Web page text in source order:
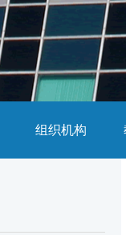
组织机构